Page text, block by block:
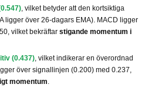
, vilket betyder att den kortsiktiga
ligger över 26-dagars EMA). MACD ligger
vilket bekräftar stigande momentum i
(0.437) , vilket indikerar en överordnad
över signallinjen (0.200) med 0.237,
momentum